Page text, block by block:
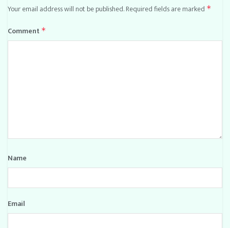
Your email address will not be published.Required fields are marked *
Comment *
Name
Email